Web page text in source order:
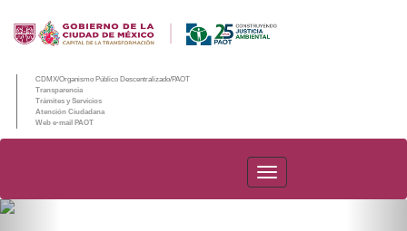
CDMX/Organismo Público Descentralizado/PAOT
Transparencia
Trámites y Servicios
Atención Ciudadana
Web e-mail PAOT
PAOT